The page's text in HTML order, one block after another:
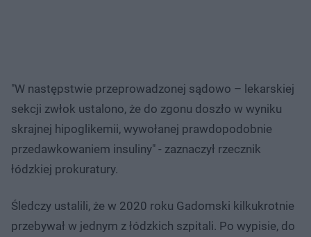
"W następstwie przeprowadzonej sądowo – lekarskiej
sekcji zwłok ustalono, że do zgonu doszło w wyniku
skrajnej hipoglikemii, wywołanej prawdopodobnie
przedawkowaniem insuliny" - zaznaczył rzecznik
łódzkiej prokuratury.
Śledczy ustalili, że w 2020 roku Gadomski kilkukrotnie
przebywał w jednym z łódzkich szpitali. Po wypisie, do